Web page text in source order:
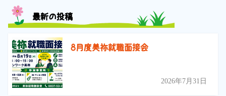
最新の投稿
8月度美祢就職面接会
2026年7月31日